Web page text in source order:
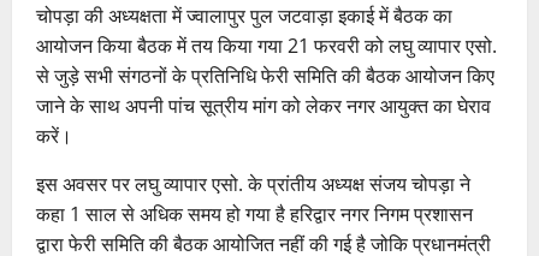
चोपड़ा की अध्यक्षता में ज्वालापुर पुल जटवाड़ा इकाई में बैठक का
आयोजन किया बैठक में तय किया गया 21 फरवरी को लघु व्यापार एसो.
से जुड़े सभी संगठनों के प्रतिनिधि फेरी समिति की बैठक आयोजन किए
जाने के साथ अपनी पांच सूत्रीय मांग को लेकर नगर आयुक्त का घेराव
करें।
इस अवसर पर लघु व्यापार एसो. के प्रांतीय अध्यक्ष संजय चोपड़ा ने
कहा 1 साल से अधिक समय हो गया है हरिद्वार नगर निगम प्रशासन
द्वारा फेरी समिति की बैठक आयोजित नहीं की गई है जोकि प्रधानमंत्री